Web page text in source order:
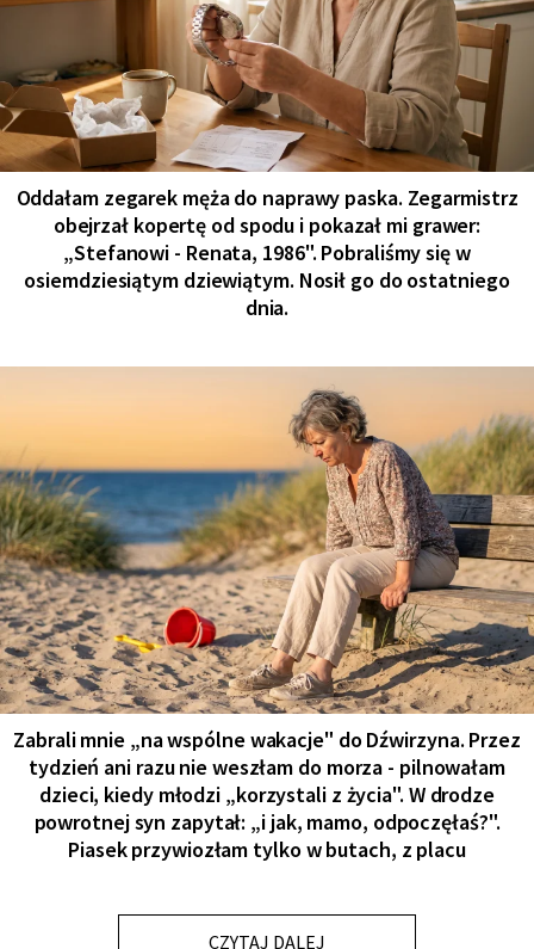
Oddałam zegarek męża do naprawy paska. Zegarmistrz
obejrzał kopertę od spodu i pokazał mi grawer:
„Stefanowi - Renata, 1986". Pobraliśmy się w
osiemdziesiątym dziewiątym. Nosił go do ostatniego
dnia.
Zabrali mnie „na wspólne wakacje" do Dźwirzyna. Przez
tydzień ani razu nie weszłam do morza - pilnowałam
dzieci, kiedy młodzi „korzystali z życia". W drodze
powrotnej syn zapytał: „i jak, mamo, odpoczęłaś?".
Piasek przywiozłam tylko w butach, z placu
CZYTAJ DALEJ